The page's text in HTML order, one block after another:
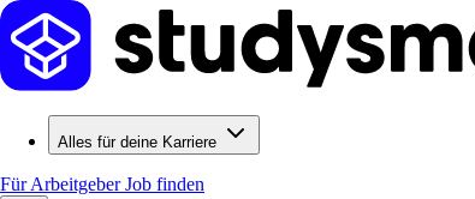
Alles für deine Karriere
Für ArbeitgeberJob finden